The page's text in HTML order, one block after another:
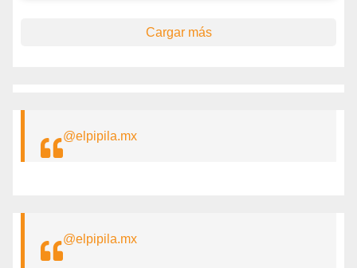
Cargar más
@elpipila.mx
@elpipila.mx